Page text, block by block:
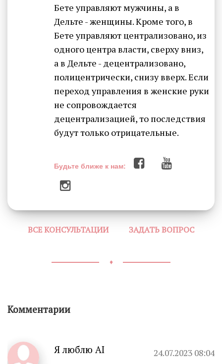
Бете управляют мужчины, а в
Дельте - женщины. Кроме того, в
Бете управляют централизовано, из
одного центра власти, сверху вниз,
а в Дельте - децентрализовано,
полицентрически, снизу вверх. Если
переход управления в женские руки
не сопровождается
децентрализацией, то последствия
будут только отрицательные.
Будьте ближе к нам:
ВСЕ КОНСУЛЬТАЦИИ ЗАДАТЬ ВОПРОС
♦
Комментарии
Я люблю AI
24.07.2023 08:04